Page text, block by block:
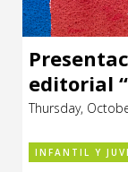
editorial
Thursday,
INFANTIL Y